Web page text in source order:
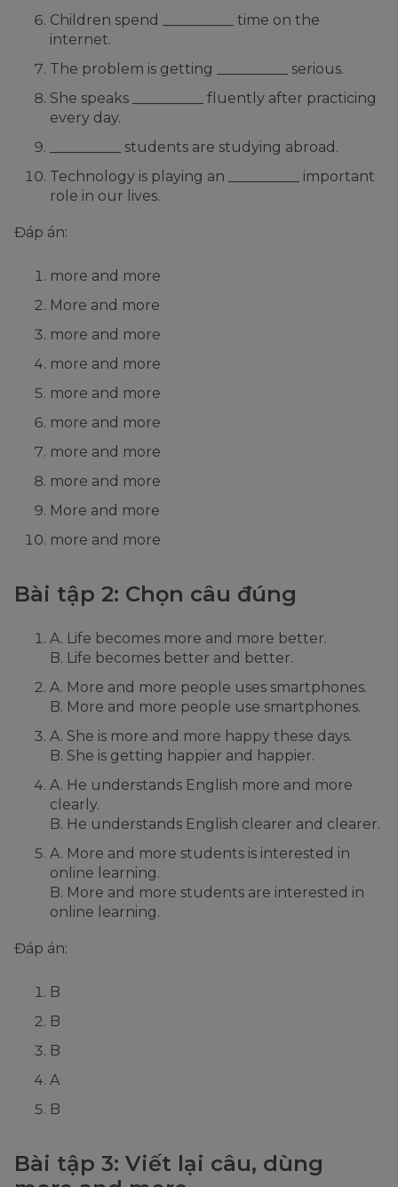
Children spend __________ time on the
internet.
The problem is getting __________ serious.
She speaks __________ fluently after practicing
every day.
__________ students are studying abroad.
Technology is playing an __________ important
role in our lives.
Đáp án:
more and more
More and more
more and more
more and more
more and more
more and more
more and more
more and more
More and more
more and more
Bài tập 2: Chọn câu đúng
A. Life becomes more and more better.
B. Life becomes better and better.
A. More and more people uses smartphones.
B. More and more people use smartphones.
A. She is more and more happy these days.
B. She is getting happier and happier.
A. He understands English more and more
clearly.
B. He understands English clearer and clearer.
A. More and more students is interested in
online learning.
B. More and more students are interested in
online learning.
Đáp án:
B
B
B
A
B
Bài tập 3: Viết lại câu, dùng